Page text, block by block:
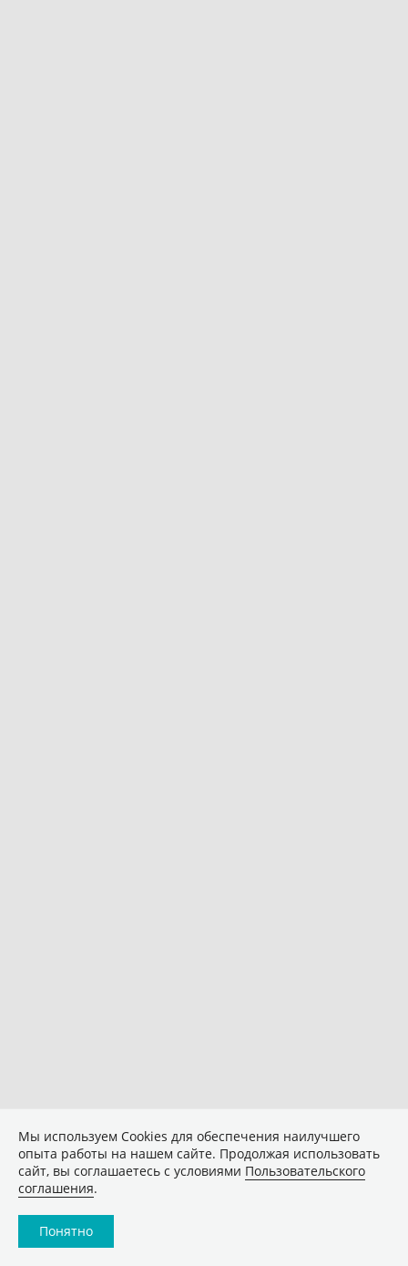
Мы используем Сookies для обеспечения наилучшего
опыта работы на нашем сайте. Продолжая использовать
сайт, вы соглашаетесь с условиями Пользовательского
соглашения.
Понятно